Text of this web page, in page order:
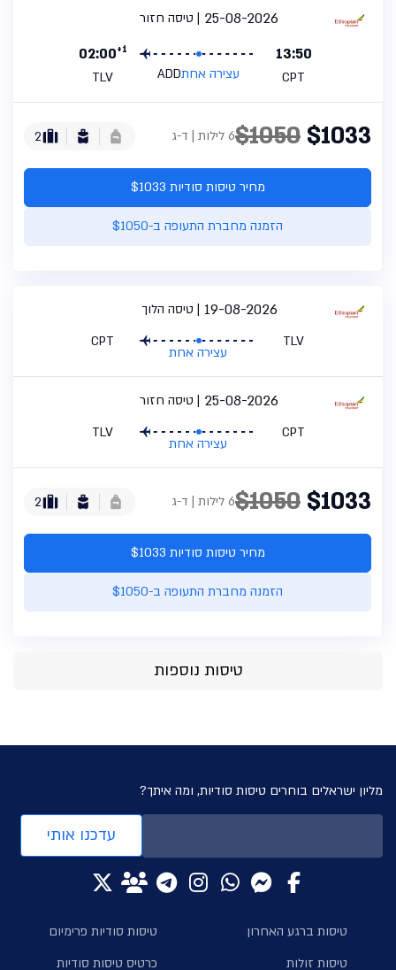
טיסה חזור
25-08-2026
13:50
CPT עצירה אחתADD
02:00+1
TLV
2 $1033
$10506 לילות | ד-ג
מחיר טיסות סודיות $1033
הזמנה מחברת התעופה ב-$1050
טיסה הלוך 19-08-2026
TLV
עצירה אחת
CPT
טיסה חזור 25-08-2026
CPT
עצירה אחת
TLV
2 $1033
$10506 לילות | ד-ג
מחיר טיסות סודיות $1033
הזמנה מחברת התעופה ב-$1050
טיסות נוספות
טיסות ברגע האחרון
טיסות זולות
טיסות סודיות פרימיום
כרטיס טיסות סודיות
מליון ישראלים בוחרים טיסות סודיות, ומה איתך?
עדכנו אותי